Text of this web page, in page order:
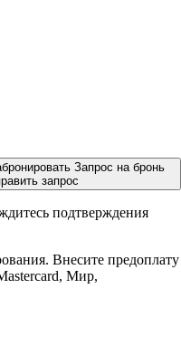
Запрос на бронь
запрос
подтверждения
Внесите предоплату
Мир,